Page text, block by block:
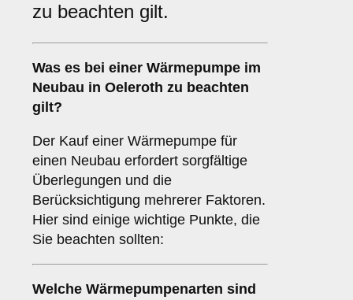
zu beachten gilt.
Was es bei einer Wärmepumpe im
Neubau in Oeleroth zu beachten
gilt?
Der Kauf einer Wärmepumpe für
einen Neubau erfordert sorgfältige
Überlegungen und die
Berücksichtigung mehrerer Faktoren.
Hier sind einige wichtige Punkte, die
Sie beachten sollten:
Welche Wärmepumpenarten sind